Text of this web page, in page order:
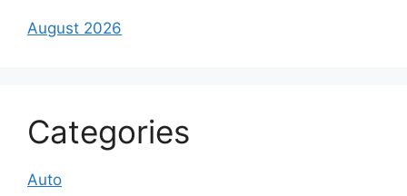
August 2026
Categories
Auto